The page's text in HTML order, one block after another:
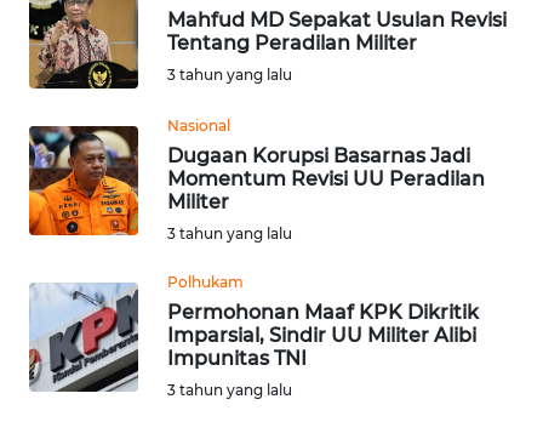
Mahfud MD Sepakat Usulan Revisi
Tentang Peradilan Militer
3 tahun yang lalu
Nasional
Dugaan Korupsi Basarnas Jadi
Momentum Revisi UU Peradilan
Militer
3 tahun yang lalu
Polhukam
Permohonan Maaf KPK Dikritik
Imparsial, Sindir UU Militer Alibi
Impunitas TNI
3 tahun yang lalu
PAPUA
WN
BARAT
WN
RIAU
WN
SERAMBI
WN
JAMBI